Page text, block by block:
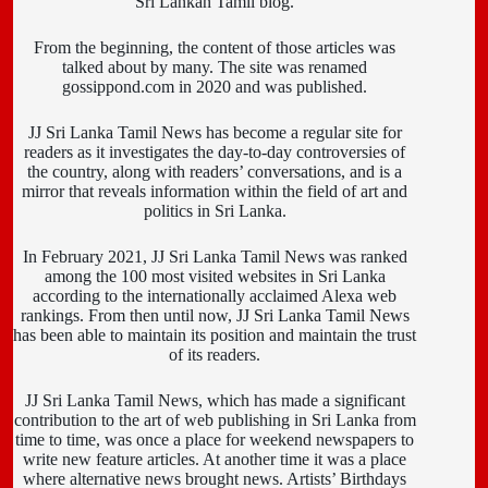
From the beginning, the content of those articles was
talked about by many. The site was renamed
gossippond.com in 2020 and was published.
JJ Sri Lanka Tamil News has become a regular site for
readers as it investigates the day-to-day controversies of
the country, along with readers’ conversations, and is a
mirror that reveals information within the field of art and
politics in Sri Lanka.
In February 2021, JJ Sri Lanka Tamil News was ranked
among the 100 most visited websites in Sri Lanka
according to the internationally acclaimed Alexa web
rankings. From then until now, JJ Sri Lanka Tamil News
has been able to maintain its position and maintain the trust
of its readers.
JJ Sri Lanka Tamil News, which has made a significant
contribution to the art of web publishing in Sri Lanka from
time to time, was once a place for weekend newspapers to
write new feature articles. At another time it was a place
where alternative news brought news. Artists’ Birthdays